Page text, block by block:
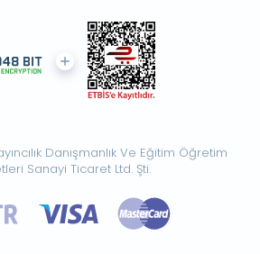
Danışmanlık Ve Eğitim Öğretim
Sanayi Ticaret Ltd. Şti.